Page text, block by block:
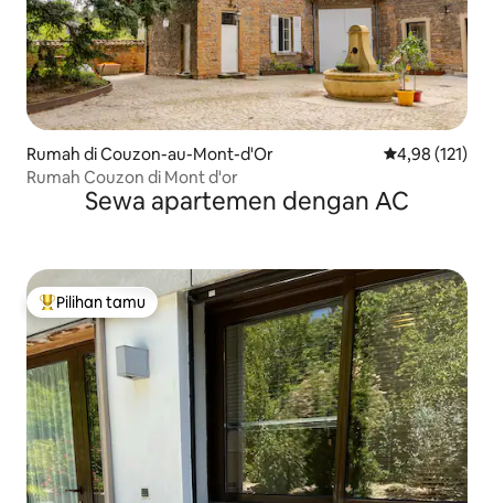
Rumah di Couzon-au-Mont-d'Or Nilai rata-rata
4,98 (121)
Rumah Couzon di Mont d'or
Sewa apartemen dengan AC
Pilihan tamu terpopuler
Pilihan tamu